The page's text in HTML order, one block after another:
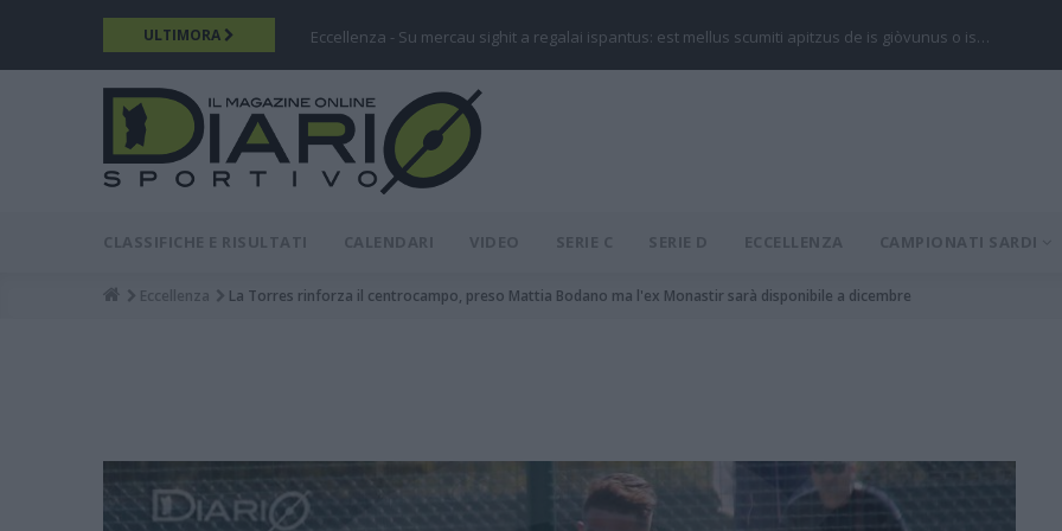
contenuto
ULTIMORA Eccellenza - Su mercau sighit a regalai ispantus: est mellus scumiti apitzus de is giòvunus o is…
MAIN
MENU
CLASSIFICHE E RISULTATI CALENDARI VIDEO SERIE C SERIE D ECCELLENZA CAMPIONATI SARDI
Breadcrumb
Eccellenza La Torres rinforza il centrocampo, preso Mattia Bodano ma l'ex Monastir sarà disponibile a dicembre